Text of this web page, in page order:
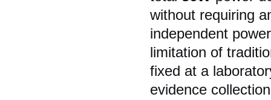
without requiring
independent
limitation of
fixed at a
evidence